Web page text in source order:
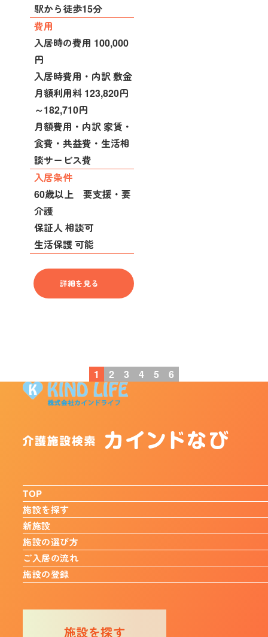
駅から徒歩15分
費用
入居時の費用 100,000
円
入居時費用・内訳 敷金
月額利用料 123,820円
～182,710円
月額費用・内訳 家賃・
食費・共益費・生活相
談サービス費
入居条件
60歳以上 要支援・要
介護
保証人 相談可
生活保護 可能
詳細を見る
1 2 3 4 5 6
TOP
施設を探す
新施設
施設の選び方
ご入居の流れ
施設の登録
施設を探す